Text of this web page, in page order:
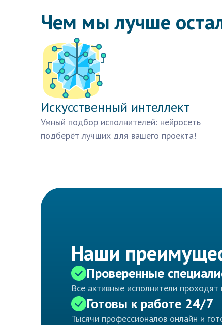
Чем мы лучше
Искусственный интеллект
Умный подбор исполнителей: нейросеть
подберёт лучших для вашего проекта!
Наши
Проверенные
Все активные исполнители
Готовы к работе 24/7
Тысячи профессионалов онлайн и